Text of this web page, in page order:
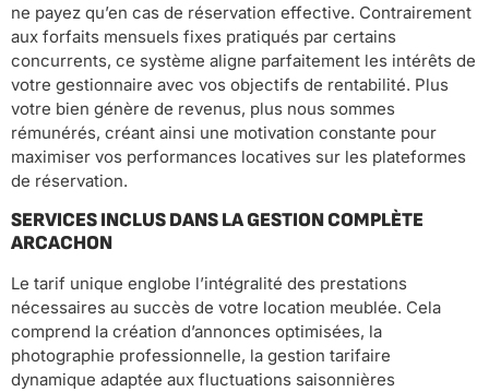
ne payez qu’en cas de réservation effective. Contrairement
aux forfaits mensuels fixes pratiqués par certains
concurrents, ce système aligne parfaitement les intérêts de
votre gestionnaire avec vos objectifs de rentabilité. Plus
votre bien génère de revenus, plus nous sommes
rémunérés, créant ainsi une motivation constante pour
maximiser vos performances locatives sur les plateformes
de réservation.
SERVICES INCLUS DANS LA GESTION COMPLÈTE
ARCACHON
Le tarif unique englobe l’intégralité des prestations
nécessaires au succès de votre location meublée. Cela
comprend la création d’annonces optimisées, la
photographie professionnelle, la gestion tarifaire
dynamique adaptée aux fluctuations saisonnières